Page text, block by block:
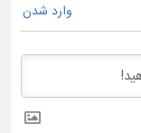
وارد شدن